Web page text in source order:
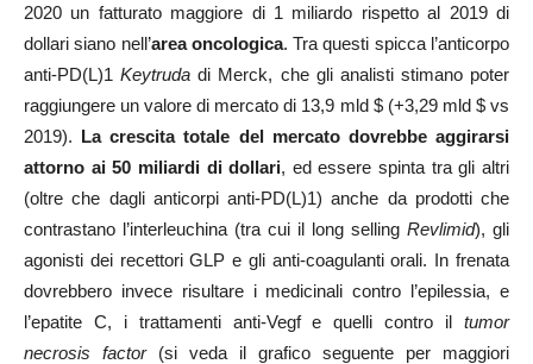
2020 un fatturato maggiore di 1 miliardo rispetto al 2019 di
dollari siano nell’area oncologica. Tra questi spicca l’anticorpo
anti-PD(L)1 Keytruda di Merck, che gli analisti stimano poter
raggiungere un valore di mercato di 13,9 mld $ (+3,29 mld $ vs
2019). La crescita totale del mercato dovrebbe aggirarsi
attorno ai 50 miliardi di dollari, ed essere spinta tra gli altri
(oltre che dagli anticorpi anti-PD(L)1) anche da prodotti che
contrastano l’interleuchina (tra cui il long selling Revlimid), gli
agonisti dei recettori GLP e gli anti-coagulanti orali. In frenata
dovrebbero invece risultare i medicinali contro l’epilessia, e
l’epatite C, i trattamenti anti-Vegf e quelli contro il tumor
necrosis factor(si veda il grafico seguente per maggiori